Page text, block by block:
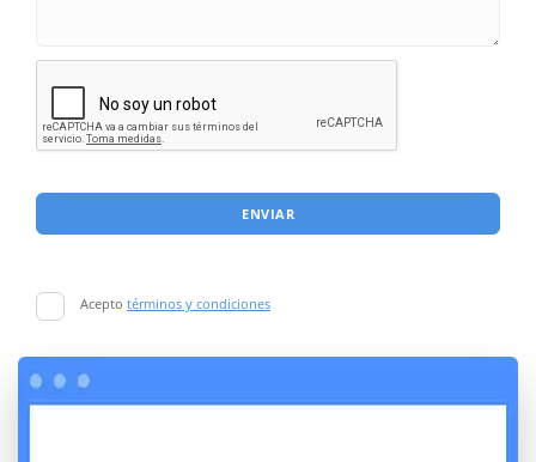
ENVIAR
Acepto términos y condiciones